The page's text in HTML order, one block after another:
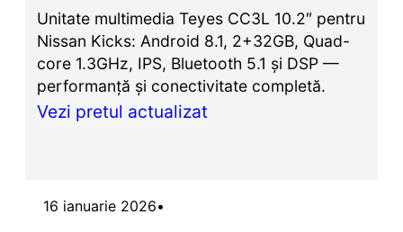
Unitate multimedia Teyes CC3L 10.2″ pentru
Nissan Kicks: Android 8.1, 2+32GB, Quad-
core 1.3GHz, IPS, Bluetooth 5.1 și DSP —
performanță și conectivitate completă.
Vezi pretul actualizat
16 ianuarie 2026•